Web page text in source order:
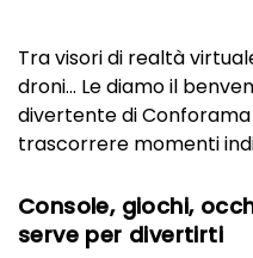
Tra visori di realtà
droni... Le diamo il
divertente di
trascorrere momenti
Console, giochi,
serve per divertirti